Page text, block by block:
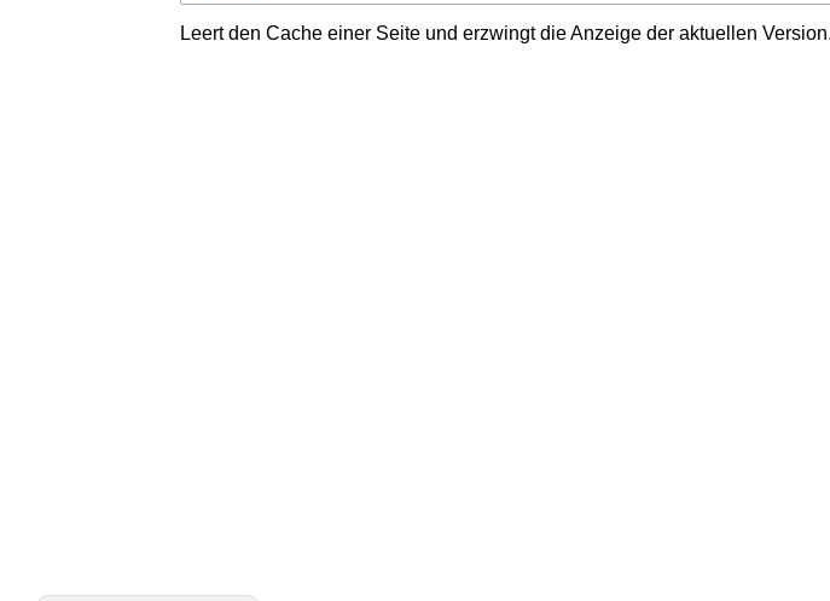
Leert den Cache einer Seite und erzwingt die Anzeige der aktuellen Version.